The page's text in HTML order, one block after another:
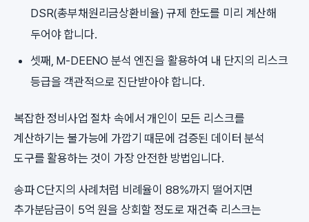
DSR(총부채원리금상환비율) 규제 한도를 미리 계산해
두어야 합니다.
셋째, M-DEENO 분석 엔진을 활용하여 내 단지의 리스크
등급을 객관적으로 진단받아야 합니다.
복잡한 정비사업 절차 속에서 개인이 모든 리스크를
계산하기는 불가능에 가깝기 때문에 검증된 데이터 분석
도구를 활용하는 것이 가장 안전한 방법입니다.
송파 C단지의 사례처럼 비례율이 88%까지 떨어지면
추가분담금이 5억 원을 상회할 정도로 재건축 리스크는